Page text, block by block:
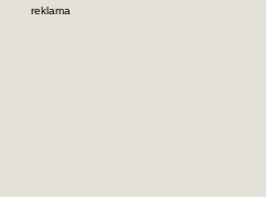
reklama